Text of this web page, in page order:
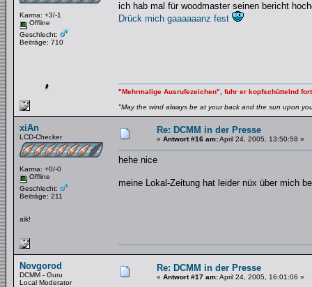
Karma: +3/-1
Offline
Geschlecht:
Beiträge: 710
ich hab mal für woodmaster seinen bericht
Drück mich gaaaaaanz fest
"Mehrmalige Ausrufezeichen", fuhr er kopfschüttelnd
"May the wind always be at your back and the sun upon
xiAn
LCD-Checker
Karma: +0/-0
Offline
Geschlecht:
Beiträge: 211
aik!
Re: DCMM in der Presse
« Antwort #16 am:April 24, 2005, 13:50:58 »
hehe nice
meine Lokal-Zeitung hat leider nüx über mich
Novgorod
DCMM - Guru
Local Moderator
Re: DCMM in der Presse
« Antwort #17 am:April 24, 2005, 16:01:06 »